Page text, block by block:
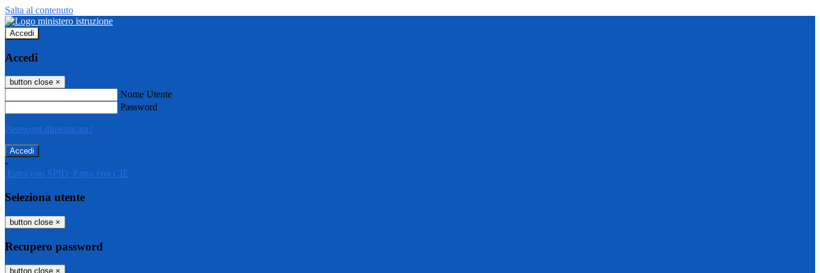
Salta al contenuto
Accedi
Accedi
button close ×
Nome Utente
Password
Password dimenticata?
-
Entra con SPID Entra con CIE
Seleziona utente
button close ×
Recupero password
button close ×